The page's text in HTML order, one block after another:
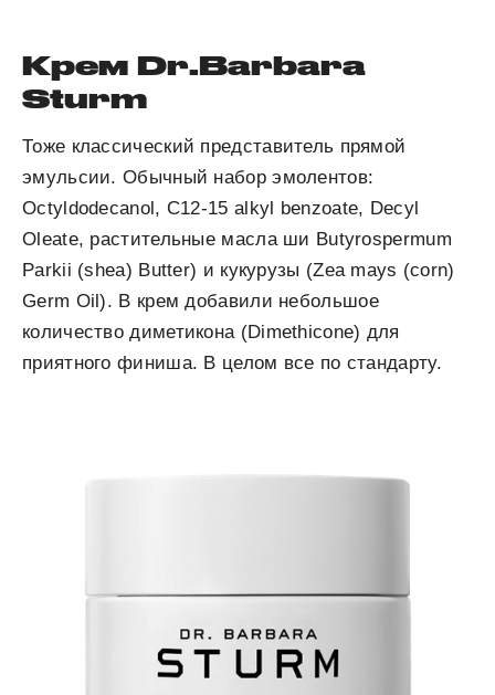
Крем Dr.Barbara
Sturm
Тоже классический представитель прямой
эмульсии. Обычный набор эмолентов:
Octyldodecanol, C12-15 alkyl benzoate, Decyl
Oleate, растительные масла ши Butyrospermum
Parkii (shea) Butter) и кукурузы (Zea mays (corn)
Germ Oil). В крем добавили небольшое
количество диметикона (Dimethicone) для
приятного финиша. В целом все по стандарту.